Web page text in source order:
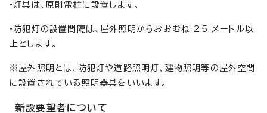
•灯具は、原則電柱に設置します。
•防犯灯の設置間隔は、屋外照明からおおむね 25 メートル以
上とします。
※屋外照明とは、防犯灯や道路照明灯、建物照明等の屋外空間
に設置されている照明器具をいいます。
新設要望者について